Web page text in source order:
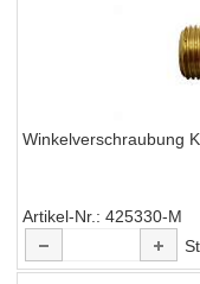
Winkelverschraubung
Artikel-Nr.
425330-M